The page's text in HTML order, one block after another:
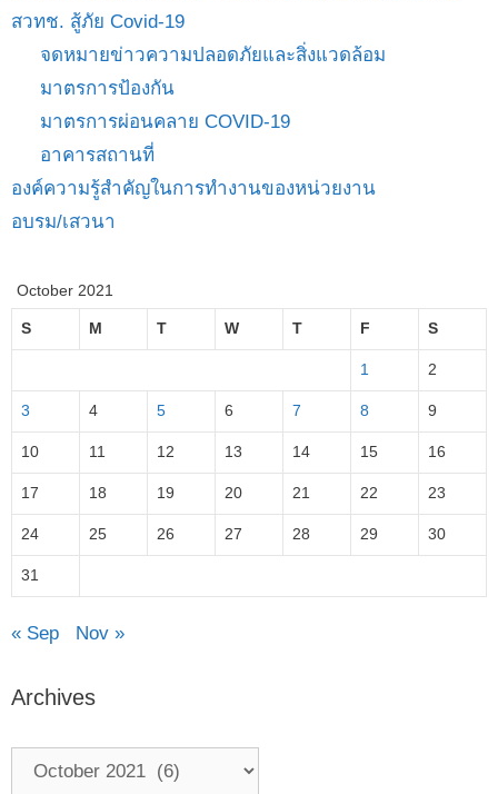
สวทช. สู้ภัย Covid-19
จดหมายข่าวความปลอดภัยและสิ่งแวดล้อม
มาตรการป้องกัน
มาตรการผ่อนคลาย COVID-19
อาคารสถานที่
องค์ความรู้สำคัญในการทำงานของหน่วยงาน
อบรม/เสวนา
October 2021
S M T W T F S
1 2
3 4 5 6 7 8 9
10 11 12 13 14 15 16
17 18 19 20 21 22 23
24 25 26 27 28 29 30
31
« Sep Nov »
Archives